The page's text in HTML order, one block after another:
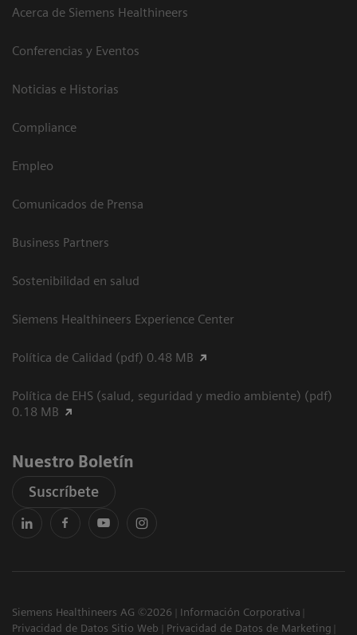
Acerca de Siemens Healthineers
Conferencias y Eventos
Noticias e Historias
Compliance
Empleo
Comunicados de Prensa
Business Partners
Sostenibilidad en salud
Siemens Healthineers Experience Center
Política de Calidad (pdf) 0.48 MB
Política de EHS (salud, seguridad y medio ambiente) (pdf)
0.18 MB
Nuestro Boletín
Suscríbete
Siemens Healthineers AG ©2026
Información Corporativa
Privacidad de Datos Sitio Web
Privacidad de Datos de Marketing